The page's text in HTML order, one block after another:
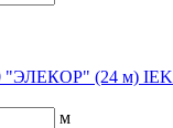
"ЭЛЕКОР" (24 м) IEK
м